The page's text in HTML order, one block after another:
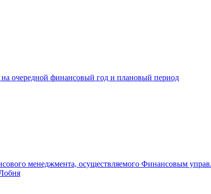
на очередной финансовый год и плановый период
менеджмента, осуществляемого Финансовым